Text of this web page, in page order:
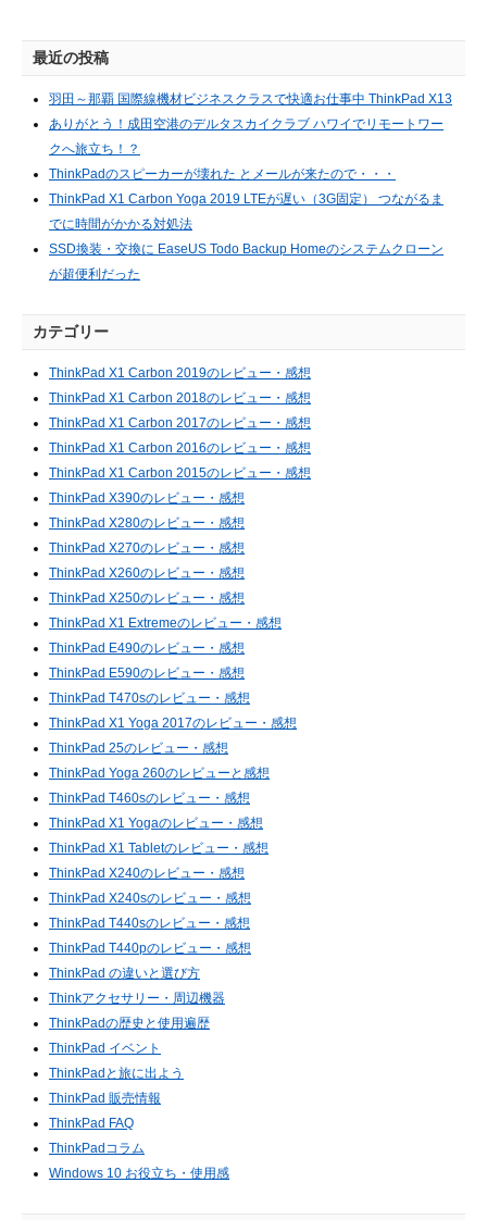
最近の投稿
羽田～那覇 国際線機材ビジネスクラスで快適お仕事中 ThinkPad X13
ありがとう！成田空港のデルタスカイクラブ ハワイでリモートワー
クへ旅立ち！？
ThinkPadのスピーカーが壊れた とメールが来たので・・・
ThinkPad X1 Carbon Yoga 2019 LTEが遅い（3G固定） つながるま
でに時間がかかる対処法
SSD換装・交換に EaseUS Todo Backup Homeのシステムクローン
が超便利だった
カテゴリー
ThinkPad X1 Carbon 2019のレビュー・感想
ThinkPad X1 Carbon 2018のレビュー・感想
ThinkPad X1 Carbon 2017のレビュー・感想
ThinkPad X1 Carbon 2016のレビュー・感想
ThinkPad X1 Carbon 2015のレビュー・感想
ThinkPad X390のレビュー・感想
ThinkPad X280のレビュー・感想
ThinkPad X270のレビュー・感想
ThinkPad X260のレビュー・感想
ThinkPad X250のレビュー・感想
ThinkPad X1 Extremeのレビュー・感想
ThinkPad E490のレビュー・感想
ThinkPad E590のレビュー・感想
ThinkPad T470sのレビュー・感想
ThinkPad X1 Yoga 2017のレビュー・感想
ThinkPad 25のレビュー・感想
ThinkPad Yoga 260のレビューと感想
ThinkPad T460sのレビュー・感想
ThinkPad X1 Yogaのレビュー・感想
ThinkPad X1 Tabletのレビュー・感想
ThinkPad X240のレビュー・感想
ThinkPad X240sのレビュー・感想
ThinkPad T440sのレビュー・感想
ThinkPad T440pのレビュー・感想
ThinkPad の違いと選び方
Thinkアクセサリー・周辺機器
ThinkPadの歴史と使用遍歴
ThinkPad イベント
ThinkPadと旅に出よう
ThinkPad 販売情報
ThinkPad FAQ
ThinkPadコラム
Windows 10 お役立ち・使用感